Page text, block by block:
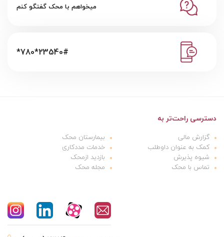
میخواهم با محک گفتگو کنم
*780*23540#
دسترسی راحت‌تر به
گزارش مالی
بیمارستان محک
کمک به عنوان داوطلب
خدمات مددکاری
شیوه پذیرش
بازدید ازمحک
تماس با محک
مجله محک